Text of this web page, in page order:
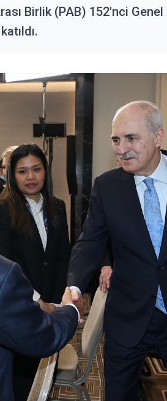
Birlik (PAB) 152'nci